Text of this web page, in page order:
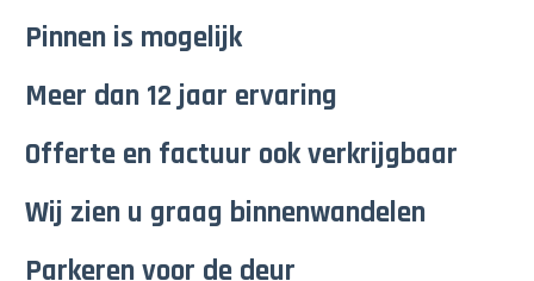
Pinnen is mogelijk
Meer dan 12 jaar ervaring
Offerte en factuur ook verkrijgbaar
Wij zien u graag binnenwandelen
Parkeren voor de deur